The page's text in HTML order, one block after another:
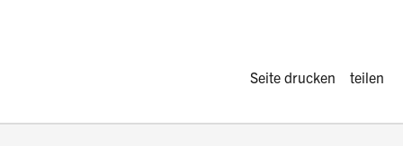
Diese Seite
Seite drucken teilen